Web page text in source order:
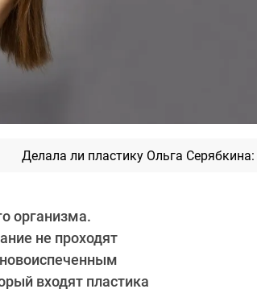
Делала ли пластику Ольга
организма.
не проходят
входят пластика